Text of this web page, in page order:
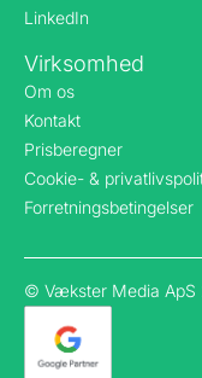
LinkedIn
Virksomhed
Om os
Kontakt
Prisberegner
Cookie- &
Forretningsbetingelser
© Vækster Media ApS